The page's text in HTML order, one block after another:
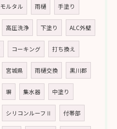
モルタル 雨樋 手塗り
高圧洗浄 下塗り ALC外壁
コーキング 打ち換え
宮城県 雨樋交換 黒川郡
塀 集水器 中塗り
シリコンルーフⅡ 付帯部